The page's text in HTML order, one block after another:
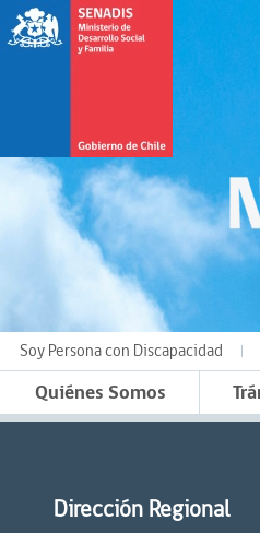
Soy Persona con Discapacidad
Quiénes Somos
Dirección Regional